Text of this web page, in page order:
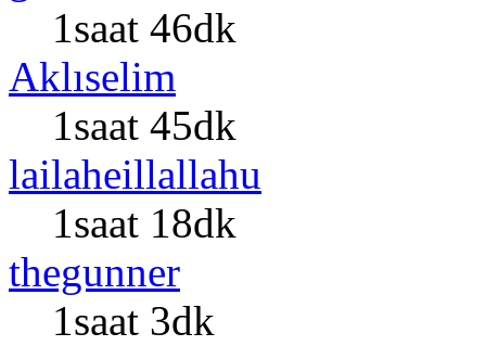
1saat 46dk
Aklıselim
1saat 45dk
lailaheillallahu
1saat 18dk
thegunner
1saat 3dk